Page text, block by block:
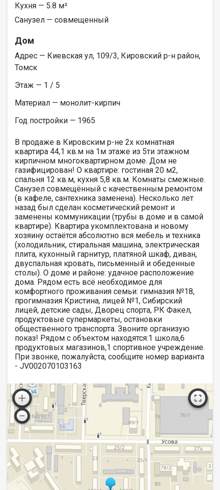
Кухня — 5.8 м²
Санузел — совмещенный
Дом
Адрес — Киевская ул, 109/3, Кировский р-н район,
Томск
Этаж — 1 / 5
Материал — монолит-кирпич
Год постройки — 1965
В продаже в Кировским р-не 2х комнатная
квартира 44,1 кв.м на 1м этаже из 5ти этажном
кирпичном многоквартирном доме. Дом не
газифицирован! О квартире: гостиная 20 м2,
спальня 12 кв.м, кухня 5,8 кв.м. Комнаты смежные.
Санузел совмещённый с качественным ремонтом
(в кафеле, сантехника заменена). Несколько лет
назад был сделан косметический ремонт и
заменены коммуникации (трубы в доме и в самой
квартире). Квартира укомплектована и новому
хозяину остаётся абсолютно вся мебель и техника
(холодильник, стиральная машина, электрическая
плита, кухонный гарнитур, платяной шкаф, диван,
двуспальная кровать, письменный и обеденные
столы). О доме и районе: удачное расположение
дома. Рядом есть всё необходимое для
комфортного проживания семьи: гимназия №18,
прогимназия Кристина, лицей №1, Сибирский
лицей, детские сады, Дворец спорта, РК Факел,
продуктовые супермаркеты, остановки
общественного транспорта. Звоните организую
показ! Рядом с объектом находятся:1 школа,6
продуктовых магазинов,1 спортивное учреждение.
При звонке, пожалуйста, сообщите номер варианта
- JV002070103163